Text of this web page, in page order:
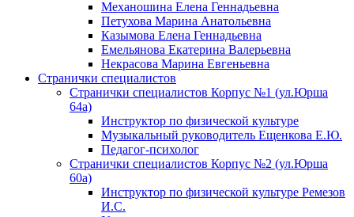
Механошина Елена Геннадьевна
Петухова Марина Анатольевна
Казымова Елена Геннадьевна
Емельянова Екатерина Валерьевна
Некрасова Марина Евгеньевна
Странички специалистов
Странички специалистов Корпус №1 (ул.Юрша
64а)
Инструктор по физической культуре
Музыкальный руководитель Ещенкова Е.Ю.
Педагог-психолог
Странички специалистов Корпус №2 (ул.Юрша
60а)
Инструктор по физической культуре Ремезов
И.С.